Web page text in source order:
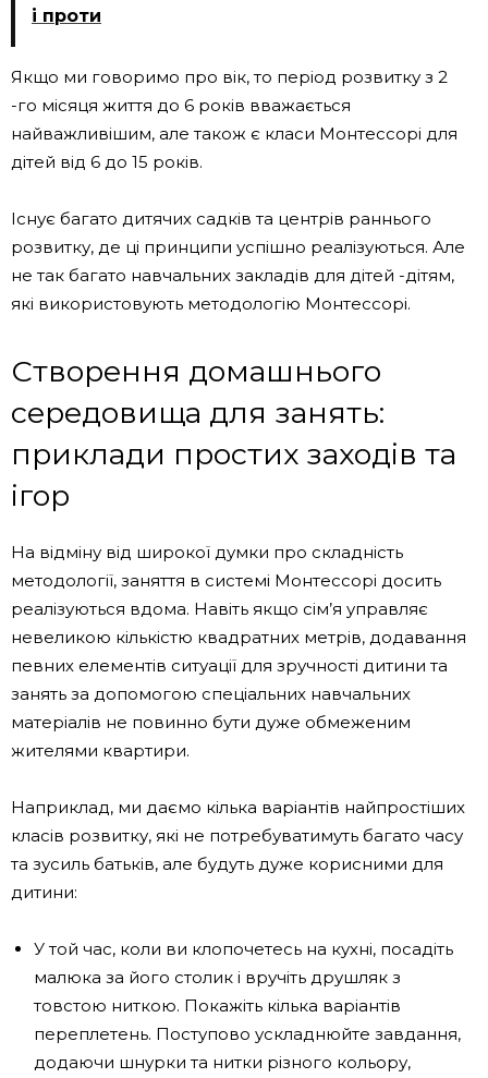
і проти
Якщо ми говоримо про вік, то період розвитку з 2
-го місяця життя до 6 років вважається
найважливішим, але також є класи Монтессорі для
дітей від 6 до 15 років.
Існує багато дитячих садків та центрів раннього
розвитку, де ці принципи успішно реалізуються. Але
не так багато навчальних закладів для дітей -дітям,
які використовують методологію Монтессорі.
Створення домашнього
середовища для занять:
приклади простих заходів та
ігор
На відміну від широкої думки про складність
методології, заняття в системі Монтессорі досить
реалізуються вдома. Навіть якщо сім’я управляє
невеликою кількістю квадратних метрів, додавання
певних елементів ситуації для зручності дитини та
занять за допомогою спеціальних навчальних
матеріалів не повинно бути дуже обмеженим
жителями квартири.
Наприклад, ми даємо кілька варіантів найпростіших
класів розвитку, які не потребуватимуть багато часу
та зусиль батьків, але будуть дуже корисними для
дитини:
У той час, коли ви клопочетесь на кухні, посадіть
малюка за його столик і вручіть друшляк з
товстою ниткою. Покажіть кілька варіантів
переплетень. Поступово ускладнюйте завдання,
додаючи шнурки та нитки різного кольору,